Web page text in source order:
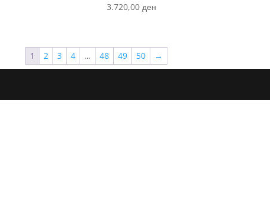
3.720,00ден
1 2 3 4 … 48 49 50 →